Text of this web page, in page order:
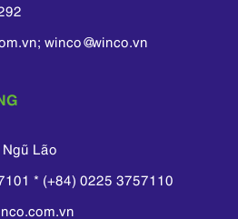
winco@winco.vn
Lão
* (+84) 0225 3757110